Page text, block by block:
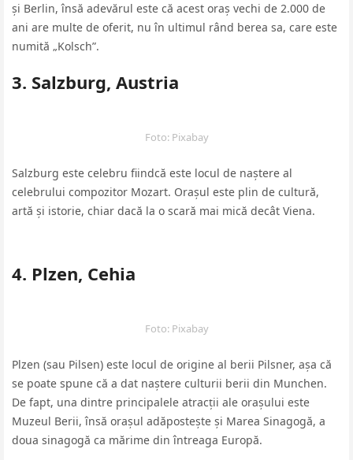
și Berlin, însă adevărul este că acest oraș vechi de 2.000 de
ani are multe de oferit, nu în ultimul rând berea sa, care este
numită „Kolsch”.
3. Salzburg, Austria
Foto: Pixabay
Salzburg este celebru fiindcă este locul de naștere al
celebrului compozitor Mozart. Orașul este plin de cultură,
artă și istorie, chiar dacă la o scară mai mică decât Viena.
4. Plzen, Cehia
Foto: Pixabay
Plzen (sau Pilsen) este locul de origine al berii Pilsner, așa că
se poate spune că a dat naștere culturii berii din Munchen.
De fapt, una dintre principalele atracții ale orașului este
Muzeul Berii, însă orașul adăpostește și Marea Sinagogă, a
doua sinagogă ca mărime din întreaga Europă.